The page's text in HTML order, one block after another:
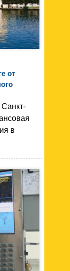
от
Санкт-
в